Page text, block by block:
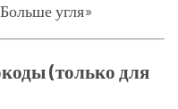
угля»
(только для